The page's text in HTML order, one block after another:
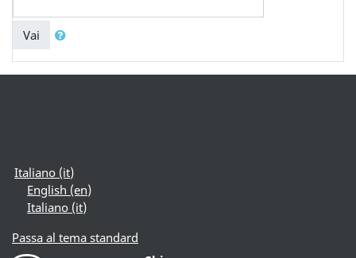
Vai
Italiano ‎(it)‎
English ‎(en)‎
Italiano ‎(it)‎
Passa al tema standard